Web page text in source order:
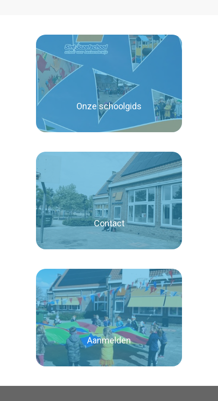
Onze schoolgids
Lees verder
Contact
Lees verder
Aanmelden